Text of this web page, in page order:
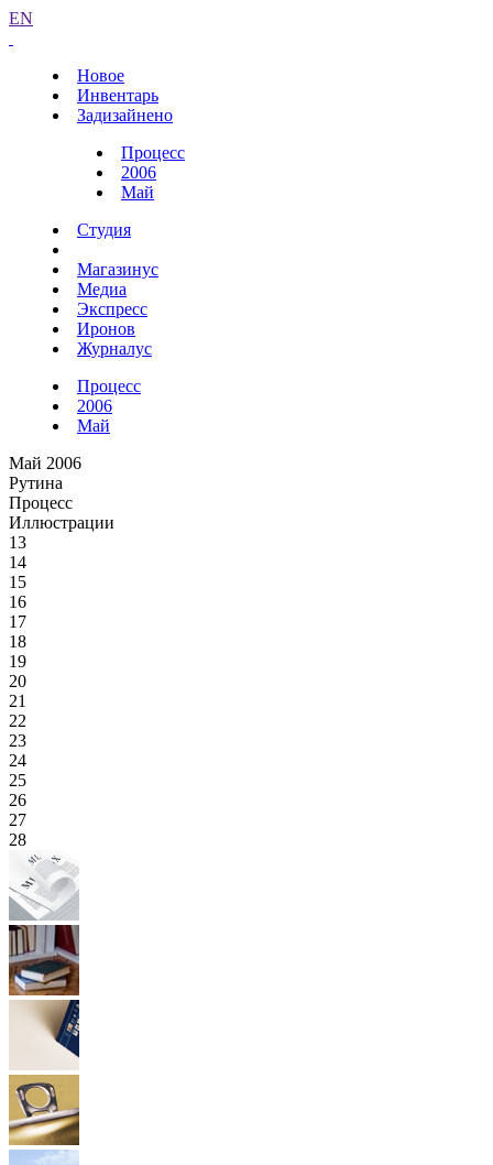
EN
Новое
Инвентарь
Задизайнено
Процесс
2006
Май
Студия
Магазинус
Медиа
Экспресс
Иронов
Журналус
Процесс
2006
Май
Май 2006
Рутина
Процесс
Иллюстрации
13
14
15
16
17
18
19
20
21
22
23
24
25
26
27
28